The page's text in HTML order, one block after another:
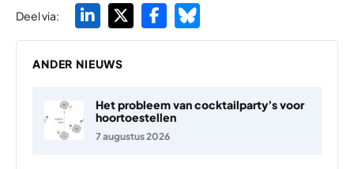
Deel via:
ANDER NIEUWS
Het probleem van cocktailparty’s voor
hoortoestellen
7 augustus 2026